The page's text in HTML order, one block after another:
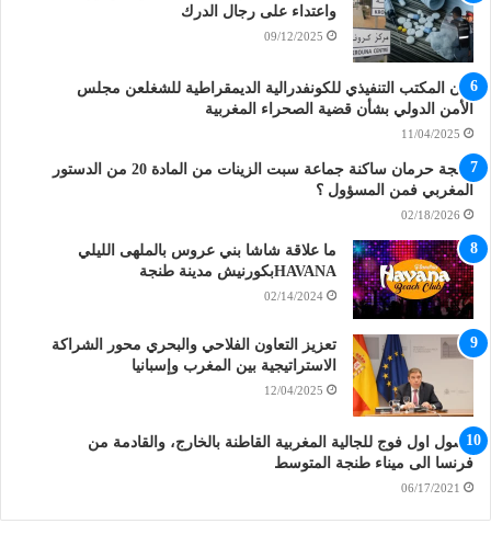
واعتداء على رجال الدرك
09/12/2025
بيان المكتب التنفيذي للكونفدرالية الديمقراطية للشغلعن مجلس
الأمن الدولي بشأن قضية الصحراء المغربية
11/04/2025
طنجة حرمان ساكنة جماعة سبت الزينات من المادة 20 من الدستور
المغربي فمن المسؤول ؟
02/18/2026
ما علاقة شاشا بني عروس بالملهى الليلي
HAVANAبكورنيش مدينة طنجة
02/14/2024
تعزيز التعاون الفلاحي والبحري محور الشراكة
الاستراتيجية بين المغرب وإسبانيا
12/04/2025
وصول اول فوج للجالية المغربية القاطنة بالخارج، والقادمة من
فرنسا الى ميناء طنجة المتوسط
06/17/2021